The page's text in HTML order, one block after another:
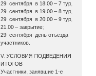
29 сентября в 18.00 – 7 тур,
29 сентября в 19.00 – 8 тур,
29 сентября в 20.00 – 9 тур,
21.00 – закрытие;
29 сентября день отъезда
участников.
V. УСЛОВИЯ ПОДВЕДЕНИЯ
ИТОГОВ
Участники, занявшие 1-е